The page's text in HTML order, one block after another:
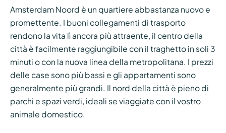
Amsterdam Noord è un quartiere abbastanza nuovo e
promettente. I buoni collegamenti di trasporto
rendono la vita lì ancora più attraente, il centro della
città è facilmente raggiungibile con il traghetto in soli 3
minuti o con la nuova linea della metropolitana. I prezzi
delle case sono più bassi e gli appartamenti sono
generalmente più grandi. Il nord della città è pieno di
parchi e spazi verdi, ideali se viaggiate con il vostro
animale domestico.